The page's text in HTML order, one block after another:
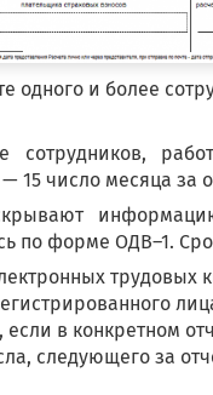
и более
сотрудников,
15 число месяца за
по форме ОДВ–1.
если в конкретном
следующего за